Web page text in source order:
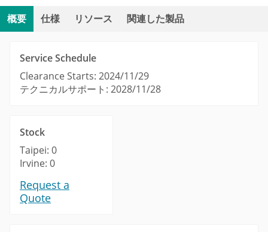
概要 仕様 リソース 関連した製品
Service Schedule
Clearance Starts: 2024/11/29
テクニカルサポート: 2028/11/28
Stock
Taipei: 0
Irvine: 0
Request a
Quote